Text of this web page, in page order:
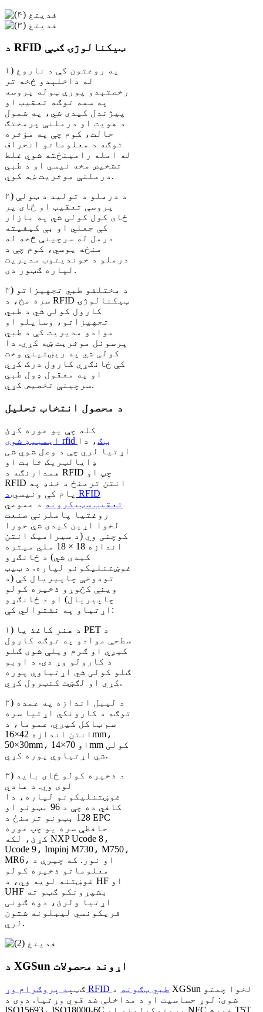
د RFID ټیکنالوژۍ ګټې
۱) په روغتون کې د ناروغ
له داخلېدو څخه تر
رخصتېدو پورې ټوله پروسه
په سمه توګه تعقیب او
پیژندل کیدی شي، په شمول
د هویت او درملنې پرمختګ
حالت، کوم چې په مؤثره
توګه د معلوماتو انحراف
له امله رامینځته شوي غلط
تشخیص مخه نیسي او د طبي
درملنې موثریت ښه کوي.
۲) د درملو د تولید د ټولې
پروسې تعقیب او ځای پر
ځای کول کولی شي په بازار
کې جعلي او بې کیفیته
درمل له سرچینې څخه له
منځه یوسي، کوم چې د
درملو د خوندیتوب مدیریت
لپاره ګټور دی.
۳) د مختلفو طبي تجهیزاتو
سره مخ، د RFID ټیکنالوژۍ
کارول کولی شي د طبي
تجهیزاتو، وسایلو او
موادو مدیریت کې د طبي
پرسونل موثریت ښه کړي. دا
کولی شي په ریښتیني وخت
کې ځانګړي کارول درک کړي
او په معقول ډول طبي
سرچینې تخصیص کړي.
د محصول انتخاب تحلیل
کله چې یو غوره کړئ
ایمبیډ شوی rfid ټګ، دا
اړتیا لري چې د وصل شوي شی
ډایالټریک ثابت او
همدارنګه د RFID چپ او
RFID انتن ترمنځ د خنډ په
پام کې ونیسي. د RFID
تعقیب سټیکرونه د عمومي
روغتیا پاملرنې صنعت
لخوا اړین کیدی شي خورا
کوچنی وي (د سیرامیک انتن
اندازه 18 × 18 ملي میتره
کیدی شي) د ځانګړو
غوښتنلیکونو لپاره. د ټیټ
تودوخې چاپیریال کې (د
وینې کڅوړو ذخیره کولو
چاپیریال) او د ځانګړو
اړتیاو په نشتوالي کې:
۱) د هنر کاغذ یا PET د
سطحې موادو په توګه کارول
کیږي او ګرم ویلې شوی ګلو
د کارولو وړ دی. د اوبو
ګلو کولی شي اړتیاوې پوره
کړي او لګښت کنټرول کړي.
۲) د لیبل اندازه په عمده
توګه د کارونکي اړتیا سره
سم ټاکل کیږي. عموما، د
انتن اندازه 42×16mm،
50×30mm، او 70×14mm کولی
شي اړتیاوې پوره کړي.
۳) د ذخیره کولو ځای باید
لوی وي. د عادي
غوښتنلیکونو لپاره، دا
کافي ده چې د 96 بټونو او
128 بټونو ترمنځ د EPC
حافظې سره یو چپ غوره
کړئ، لکه NXP Ucode 8،
Ucode 9، Impinj M730، M750،
MR6، او نور. که چیرې د
معلوماتو ذخیره کولو
غوښتنه لویه وي، د HF او
UHF بشپړونکو ګټو ته
اړتیا ولرئ، دوه ګونی
فریکونسي لیبلونه شتون
لري.
د XGSun اړوند محصولات
ګټې د پروګرام وړ RFID طبي ټګونه د XGSun لخوا چمتو
شوی: لوړ حساسیت او د مداخلې ضد قوي وړتیا. دوی د
ISO15693، ISO18000-6C پروتوکولونو او NFC فورم T5T